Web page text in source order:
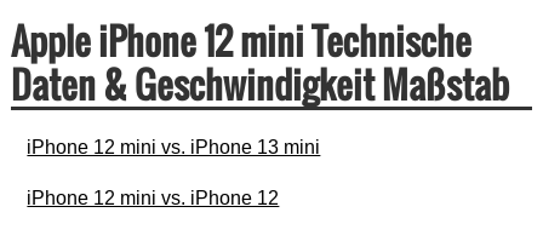
Apple iPhone 12 mini Technische
Daten & Geschwindigkeit Maßstab
iPhone 12 mini vs. iPhone 13 mini
iPhone 12 mini vs. iPhone 12